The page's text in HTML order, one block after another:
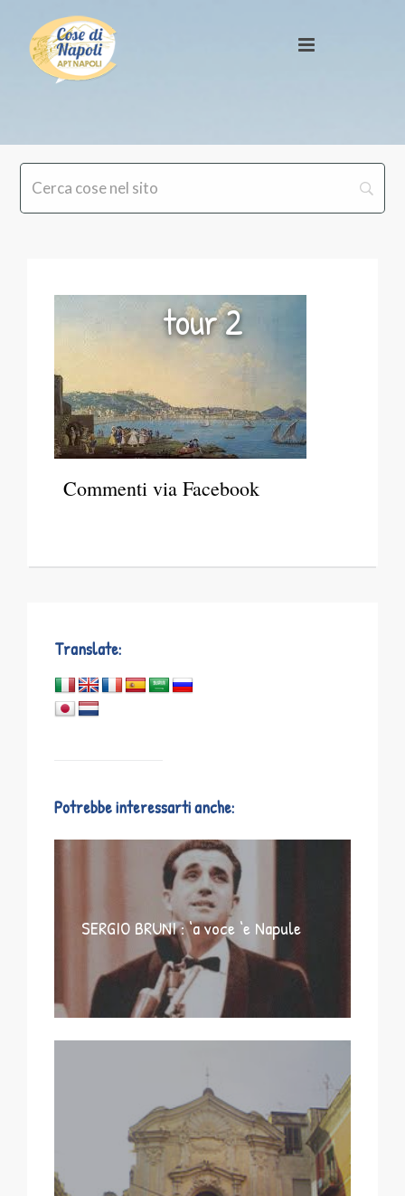
tour 2
Commenti via Facebook
Translate:
Potrebbe interessarti anche:
SERGIO BRUNI : ‘a voce ‘e Napule